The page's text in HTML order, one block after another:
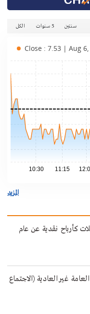
سنتين 5 سنوات الكل
10:30 11:15
Close : 7.53 | Aug
المزيد
برغرايززر توافق على توزيع 10 هللات كأرباح نقدية عن عام
غير العادية (الاجتماع